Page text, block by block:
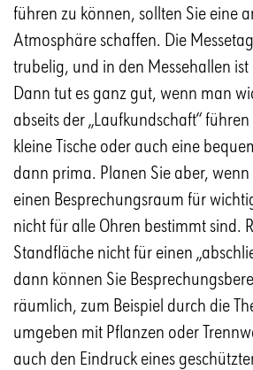
führen zu können, sollten Sie eine
Atmosphäre schaffen. Die
trubelig, und in den Messehallen
Dann tut es ganz gut, wenn man
abseits der „Laufkundschaft“
kleine Tische oder auch eine
dann prima. Planen Sie aber, wenn
einen Besprechungsraum für
nicht für alle Ohren bestimmt sind.
Standfläche nicht für einen
dann können Sie
räumlich, zum Beispiel durch die
umgeben mit Pflanzen oder
auch den Eindruck eines